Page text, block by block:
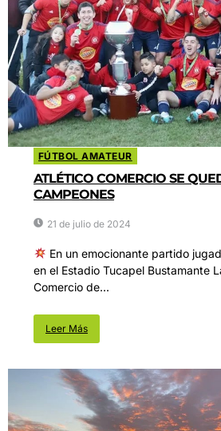
FÚTBOL AMATEUR
ATLÉTICO COMERCIO SE
CAMPEONES
21 de julio de 2024
En un emocionante partido
en el Estadio Tucapel Bustamante
Comercio de...
Leer Más